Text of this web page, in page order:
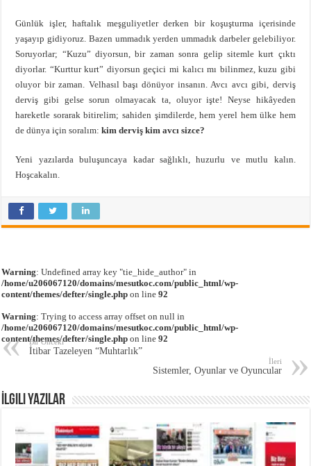
Günlük işler, haftalık meşguliyetler derken bir koşuşturma içerisinde
yaşayıp gidiyoruz. Bazen ummadık yerden ummadık darbeler gelebiliyor.
Soruyorlar; “Kuzu” diyorsun, bir zaman sonra gelip sitemle kurt çıktı
diyorlar. “Kurttur kurt” diyorsun geçici mi kalıcı mı bilinmez, kuzu gibi
oluyor bir zaman. Velhasıl başı dönüyor insanın. Avcı avcı gibi, derviş
derviş gibi gelse sorun olmayacak ta, oluyor işte! Neyse hikâyeden
hareketle sorarak bitirelim; sahiden şimdilerde, hem yerel hem ülke hem
de dünya için soralım:kim derviş kim avcı sizce?
Yeni yazılarda buluşuncaya kadar sağlıklı, huzurlu ve mutlu kalın.
Hoşcakalın.
Warning: Undefined array key "tie_hide_author" in
/home/u206067120/domains/mesutkoc.com/public_html/wp-
content/themes/defter/single.php on line92
Warning: Trying to access array offset on null in
/home/u206067120/domains/mesutkoc.com/public_html/wp-
content/themes/defter/single.php on line92
Bir Önceki
İtibar Tazeleyen “Muhtarlık”
İleri
Sistemler, Oyunlar ve Oyuncular
İlgili Yazılar